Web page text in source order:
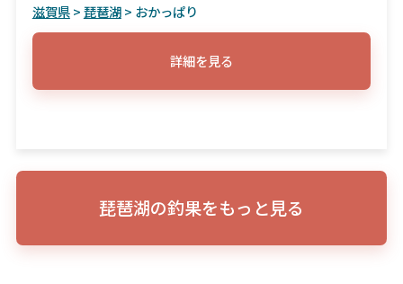
滋賀県>琵琶湖> おかっぱり
詳細を見る
琵琶湖の釣果をもっと見る